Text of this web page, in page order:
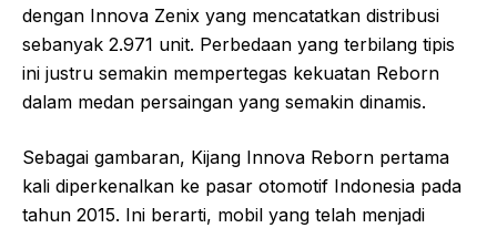
dengan Innova Zenix yang mencatatkan distribusi
sebanyak 2.971 unit. Perbedaan yang terbilang tipis
ini justru semakin mempertegas kekuatan Reborn
dalam medan persaingan yang semakin dinamis.
Sebagai gambaran, Kijang Innova Reborn pertama
kali diperkenalkan ke pasar otomotif Indonesia pada
tahun 2015. Ini berarti, mobil yang telah menjadi